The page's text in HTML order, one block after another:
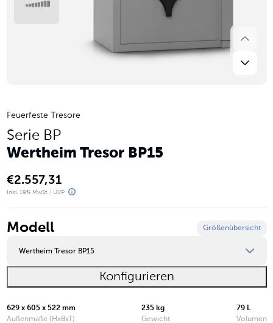
Feuerfeste Tresore
Serie BP
Wertheim Tresor BP15
€2.557,31
Inkl. 19% MwSt. | UVP
Modell Größenübersicht
Wertheim Tresor BP15
Wertheim Tresor BP15
Konfigurieren
629 x 605 x 522 mm
Außenmaße (HxBxT)
235 kg
Gewicht
79 L
Volumen